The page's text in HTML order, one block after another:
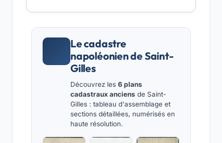
Le cadastre
napoléonien de Saint-
Gilles
Découvrez les 6 plans
cadastraux anciens de Saint-
Gilles : tableau d'assemblage et
sections détaillées, numérisés en
haute résolution.